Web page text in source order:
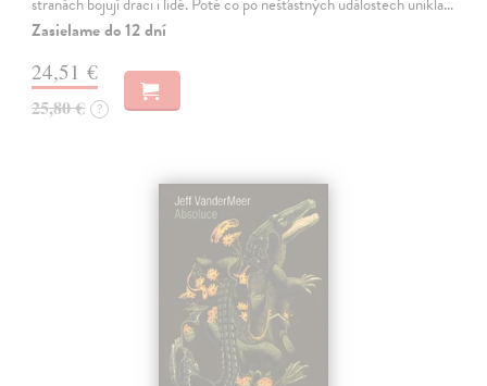
Zasielame do 12 dní
24,51 €
25,80 € ?